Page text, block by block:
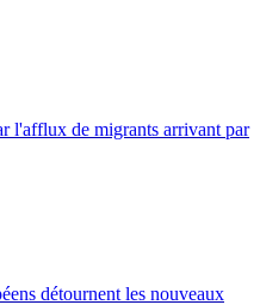
l'afflux de migrants arrivant par
détournent les nouveaux